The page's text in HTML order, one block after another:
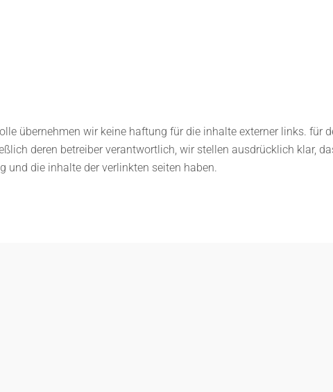
übernehmen wir keine haftung für die inhalte externer links. für
deren betreiber verantwortlich, wir stellen ausdrücklich klar,
und die inhalte der verlinkten seiten haben.